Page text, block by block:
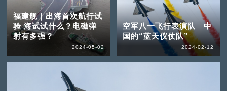
福建舰｜出海首次航行试
验 海试试什么？电磁弹
射有多强？
2024-05-02
空军八一飞行表演队 中
国的“蓝天仪仗队”
2024-02-12